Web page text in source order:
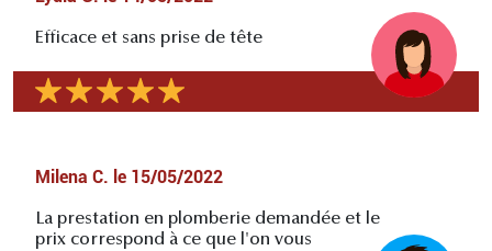
Efficace et sans prise de tête
Milena C. le 15/05/2022
La prestation en plomberie demandée et le
prix correspond à ce que l'on vous